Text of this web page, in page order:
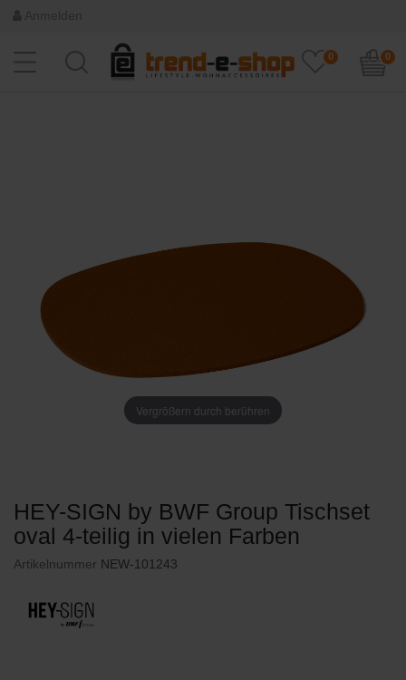
0 0
Vergrößern durch berühren
HEY-SIGN by BWF Group Tischset
oval 4-teilig in vielen Farben
Artikelnummer NEW-101243